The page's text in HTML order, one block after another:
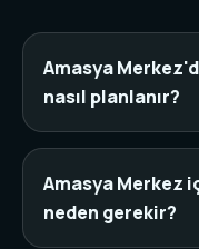
Amasya
nasıl planlanır?
Önce sektör,
dijital varlıklar
içerik, tasarım,
Amasya Merkez
neden gerekir?